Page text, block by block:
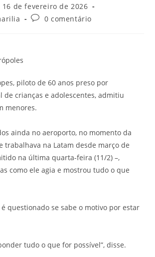
16 de fevereiro de 2026
Comentários
0 comentário
piloto de 60 anos preso por
de crianças e adolescentes, admitiu
menores.
ainda no aeroporto, no momento da
trabalhava na Latam desde março de
na última quarta-feira (11/2) –,
como ele agia e mostrou tudo o que
questionado se sabe o motivo por estar
tudo o que for possível”, disse.